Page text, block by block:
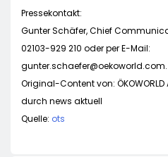
Pressekontakt:
Gunter Schäfer, Chief
02103-929 210 oder per E-Mail:
gunter.schaefer@oekoworld.com.
Original-Content von:
durch news aktuell
Quelle: ots